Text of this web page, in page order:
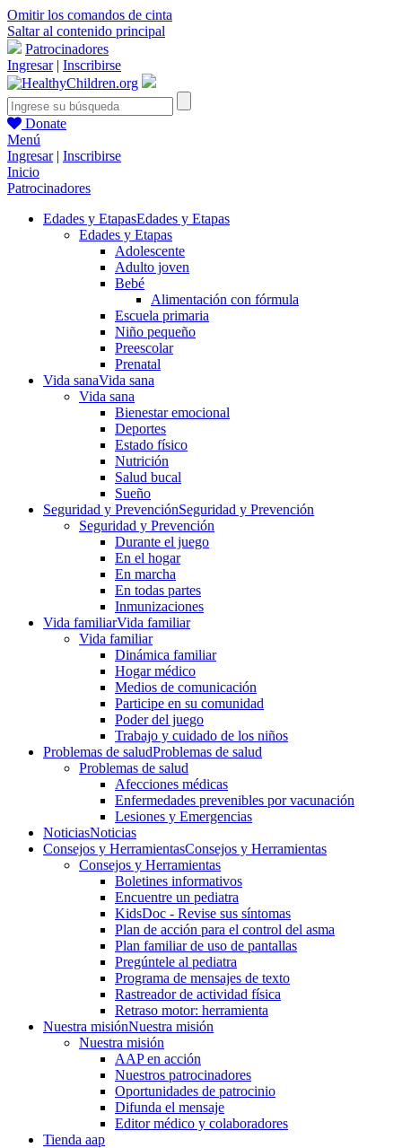
Omitir los comandos de cinta
Saltar al contenido principal
Patrocinadores
Ingresar| Inscribirse
Donate
Menú
Ingresar| Inscribirse
Inicio
Patrocinadores
Edades y EtapasEdades y Etapas
Edades y Etapas
Adolescente
Adulto joven
Bebé
Alimentación con fórmula
Escuela primaria
Niño pequeño
Preescolar
Prenatal
Vida sanaVida sana
Vida sana
Bienestar emocional
Deportes
Estado físico
Nutrición
Salud bucal
Sueño
Seguridad y PrevenciónSeguridad y Prevención
Seguridad y Prevención
Durante el juego
En el hogar
En marcha
En todas partes
Inmunizaciones
Vida familiarVida familiar
Vida familiar
Dinámica familiar
Hogar médico
Medios de comunicación
Participe en su comunidad
Poder del juego
Trabajo y cuidado de los niños
Problemas de saludProblemas de salud
Problemas de salud
Afecciones médicas
Enfermedades prevenibles por vacunación
Lesiones y Emergencias
NoticiasNoticias
Consejos y HerramientasConsejos y Herramientas
Consejos y Herramientas
Boletines informativos
Encuentre un pediatra
KidsDoc - Revise sus síntomas
Plan de acción para el control del asma
Plan familiar de uso de pantallas
Pregúntele al pediatra
Programa de mensajes de texto
Rastre​​ador de activida​d física
Retraso motor: herramienta
Nuestra misiónNuestra misión
Nuestra misión
AAP en acción
Nuestros patrocinadores
Oportunidades de patrocinio
Difunda el mensaje
Editor médico y colaboradores
Tienda aap